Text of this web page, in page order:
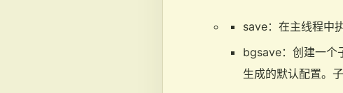
save：在主线程中
bgsave：创建一个
生成的默认配置。